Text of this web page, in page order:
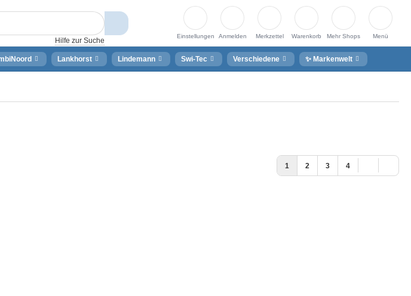
Hilfe zur Suche Einstellungen Anmelden Merkzettel Warenkorb Mehr Shops Menü
Lankhorst Lindemann Swi-Tec Verschiedene ✨ Markenwelt
1 2 3 4